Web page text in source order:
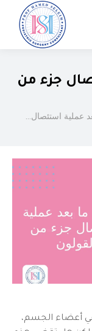
جزء من
عملية استئصال…
أعضاء الجسم،